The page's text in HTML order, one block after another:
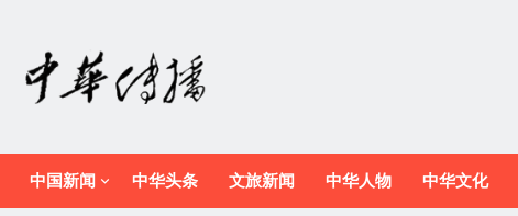
中国新闻 中华头条 文旅新闻 中华人物 中华文化